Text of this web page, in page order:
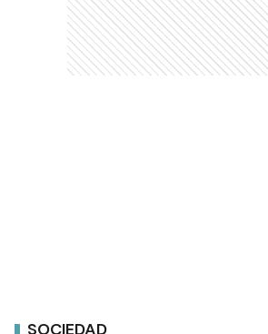
SOCIEDAD